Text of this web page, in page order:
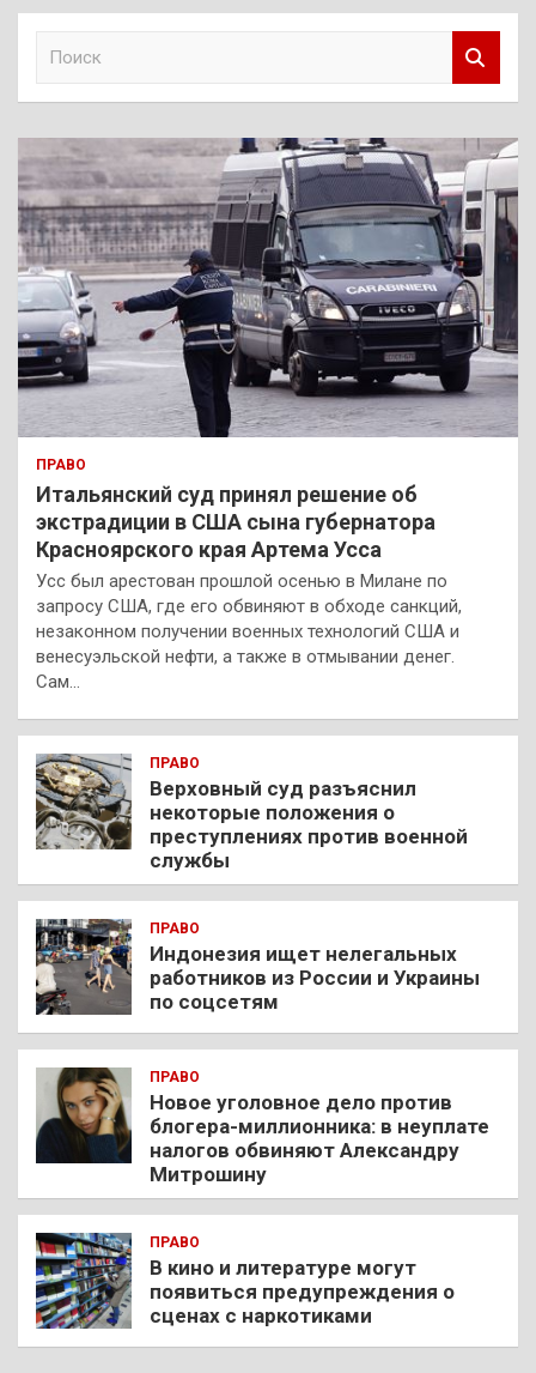
к
ПРАВО
Итальянский суд принял решение об
экстрадиции в США сына губернатора
Красноярского края Артема Усса
Усс был арестован прошлой осенью в Милане по
запросу США, где его обвиняют в обходе санкций,
незаконном получении военных технологий США и
венесуэльской нефти, а также в отмывании денег.
Сам…
ПРАВО
Верховный суд разъяснил
некоторые положения о
преступлениях против военной
службы
ПРАВО
Индонезия ищет нелегальных
работников из России и Украины
по соцсетям
ПРАВО
Новое уголовное дело против
блогера-миллионника: в неуплате
налогов обвиняют Александру
Митрошину
ПРАВО
В кино и литературе могут
появиться предупреждения о
сценах с наркотиками